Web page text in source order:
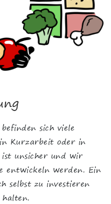
sich viele
Kurzarbeit oder in
unsicher und wir
entwickeln werden. Ein
selbst zu investieren